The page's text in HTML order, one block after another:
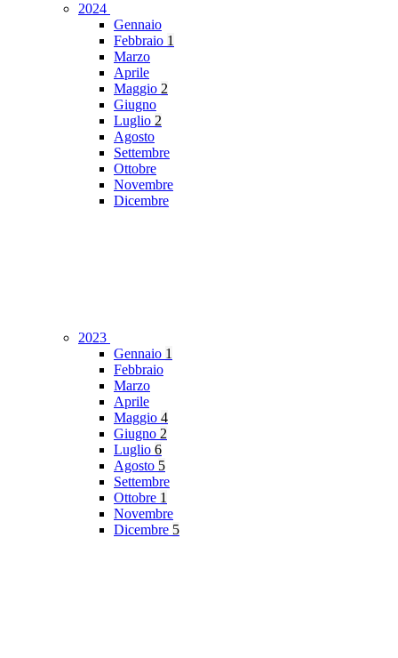
2024
Gennaio
Febbraio 1
Marzo
Aprile
Maggio 2
Giugno
Luglio 2
Agosto
Settembre
Ottobre
Novembre
Dicembre
2023
Gennaio 1
Febbraio
Marzo
Aprile
Maggio 4
Giugno 2
Luglio 6
Agosto 5
Settembre
Ottobre 1
Novembre
Dicembre 5